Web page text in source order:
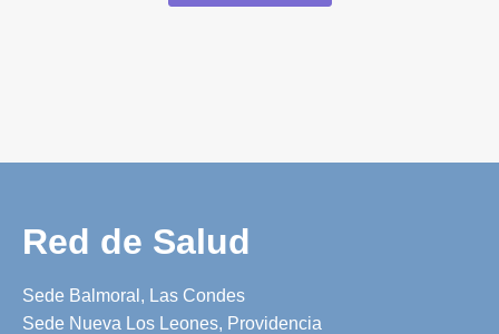
Red de Salud
Sede Balmoral, Las Condes
Sede Nueva Los Leones, Providencia